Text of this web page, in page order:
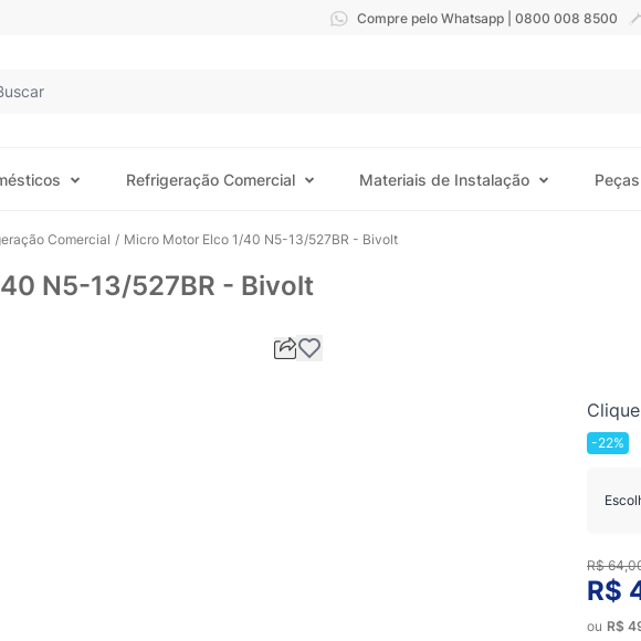
Compre pelo Whatsapp | 0800 008 8500
Refrigeração Comercial Materiais de Instalação Peças
Comercial / Micro Motor Elco 1/40 N5-13/527BR - Bivolt
N5-13/527BR - Bivolt
-22%
R$
ou R$
R$